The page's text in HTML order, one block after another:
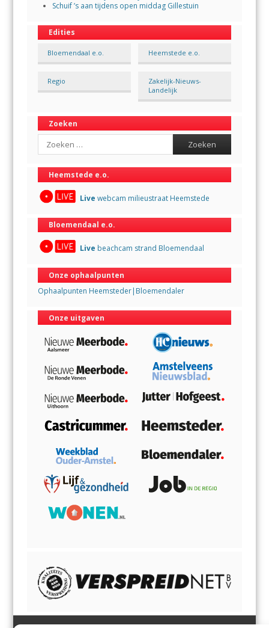
Schuif ’s aan tijdens open middag Gillestuin
Edities
Bloemendaal e.o. Heemstede e.o.
Regio
Zakelijk-Nieuws-
Landelijk
Zoeken
Search
Heemstede e.o.
Live webcam milieustraat Heemstede
Bloemendaal e.o.
Live beachcam strand Bloemendaal
Onze ophaalpunten
Ophaalpunten Heemsteder|Bloemendaler
Onze uitgaven